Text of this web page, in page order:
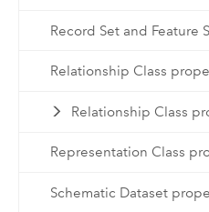
Record Set and Feature
Relationship Class
Relationship Class
Representation Class
Schematic Dataset